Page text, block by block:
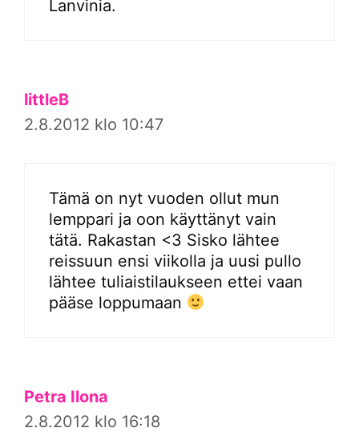
Lanvinia.
littleB
2.8.2012 klo 10:47
Tämä on nyt vuoden ollut mun
lemppari ja oon käyttänyt vain
tätä. Rakastan <3 Sisko lähtee
reissuun ensi viikolla ja uusi pullo
lähtee tuliaistilaukseen ettei vaan
pääse loppumaan
Petra Ilona
2.8.2012 klo 16:18